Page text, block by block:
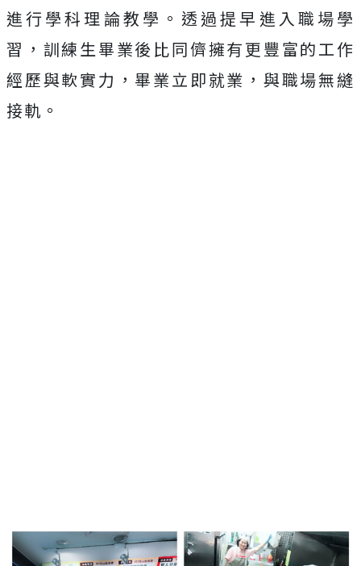
進行學科理論教學。透過提早進入職場學
習，訓練生畢業後比同儕擁有更豐富的工作
經歷與軟實力，畢業立即就業，與職場無縫
接軌。